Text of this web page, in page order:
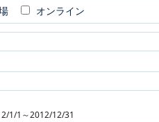
オンライン
1/1～2012/12/31